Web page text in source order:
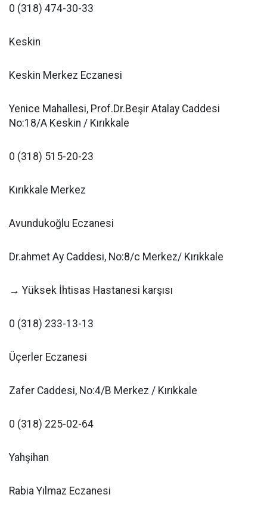
0 (318) 474-30-33
Keskin
Keskin Merkez Eczanesi
Yenice Mahallesi, Prof.Dr.Beşir Atalay Caddesi
No:18/A Keskin / Kırıkkale
0 (318) 515-20-23
Kırıkkale Merkez
Avundukoğlu Eczanesi
Dr.ahmet Ay Caddesi, No:8/c Merkez/ Kırıkkale
→ Yüksek İhtisas Hastanesi karşısı
0 (318) 233-13-13
Üçerler Eczanesi
Zafer Caddesi, No:4/B Merkez / Kırıkkale
0 (318) 225-02-64
Yahşihan
Rabia Yılmaz Eczanesi